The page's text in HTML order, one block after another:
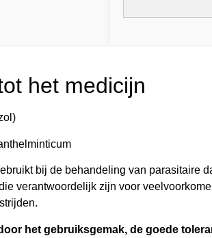
het medicijn
bij de behandeling van parasitaire
verantwoordelijk zijn voor
het gebruiksgemak, de goede